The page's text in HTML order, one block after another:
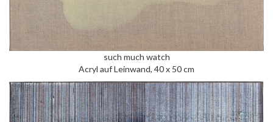
such much watch
Acryl auf Leinwand, 40 x 50 cm